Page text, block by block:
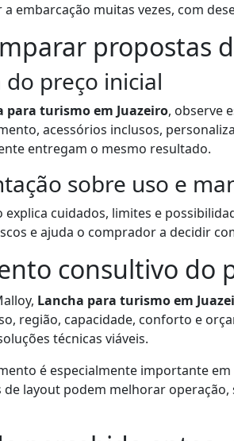
a embarcação muitas vezes, com
propostas
preço inicial
para turismo em Juazeiro, observe
acessórios inclusos,
entregam o mesmo resultado.
sobre uso e
cuidados, limites e
e ajuda o comprador a decidir
consultivo do
Lancha para turismo em
região, capacidade, conforto e
técnicas viáveis.
é especialmente importante
de layout podem melhorar